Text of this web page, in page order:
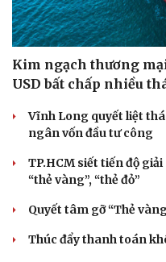
Kim ngạch thương
USD bất chấp nhiều
Vĩnh Long quyết liệt
ngân vốn đầu tư công
TP.HCM siết tiến độ
“thẻ vàng”, “thẻ đỏ”
Quyết tâm gỡ “Thẻ
Thúc đẩy thanh toán